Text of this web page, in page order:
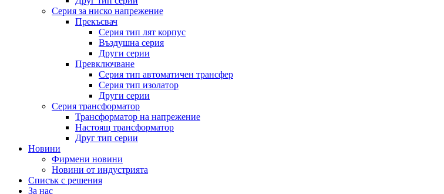
Серия за ниско напрежение
Прекъсвач
Серия тип лят корпус
Въздушна серия
Други серии
Превключване
Серия тип автоматичен трансфер
Серия тип изолатор
Други серии
Серия трансформатор
Трансформатор на напрежение
Настоящ трансформатор
Друг тип серии
Новини
Фирмени новини
Новини от индустрията
Списък с решения
За нас